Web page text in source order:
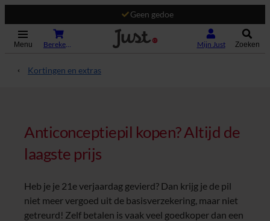
Geen gedoe
Menu Mijn Just Zoeken
Kortingen en extras
Anticonceptiepil kopen? Altijd de
laagste prijs
Heb je je 21e verjaardag gevierd? Dan krijg je de pil
niet meer vergoed uit de basisverzekering, maar niet
getreurd! Zelf betalen is vaak veel goedkoper dan een